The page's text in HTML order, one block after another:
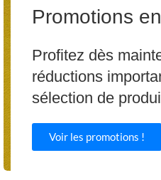
Promotions
Profitez dès
réductions
sélection de
Voir les promotions !
Agrandir